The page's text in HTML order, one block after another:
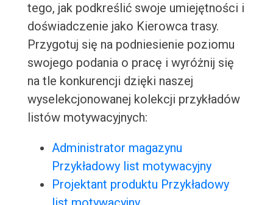
tego, jak podkreślić swoje umiejętności i
doświadczenie jako Kierowca trasy.
Przygotuj się na podniesienie poziomu
swojego podania o pracę i wyróżnij się
na tle konkurencji dzięki naszej
wyselekcjonowanej kolekcji przykładów
listów motywacyjnych:
Administrator magazynu
Przykładowy list motywacyjny
Projektant produktu Przykładowy